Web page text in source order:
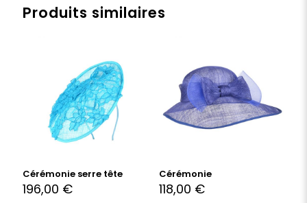
Produits similaires
Cérémonie serre tête
196,00 €
Cérémonie
118,00 €